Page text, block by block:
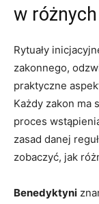
w
Rytuały
zakonnego,
praktyczne
Każdy zakon ma
proces
zasad danej
zobaczyć, jak⁣
Benedyktyni